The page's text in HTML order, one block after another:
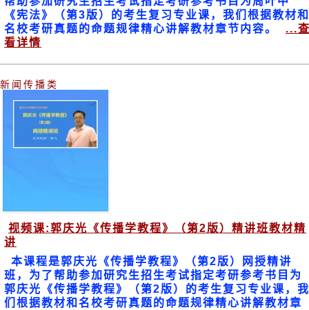
《宪法》（第3版）的考生复习专业课，我们根据教材和
名校考研真题的命题规律精心讲解教材章节内容。
...
看详情
新闻传播类
视频课:郭庆光《传播学教程》（第2版）精讲班教材精
讲
本课程是郭庆光《传播学教程》（第2版）网授精讲
班，为了帮助参加研究生招生考试指定考研参考书目为
郭庆光《传播学教程》（第2版）的考生复习专业课，我
们根据教材和名校考研真题的命题规律精心讲解教材章